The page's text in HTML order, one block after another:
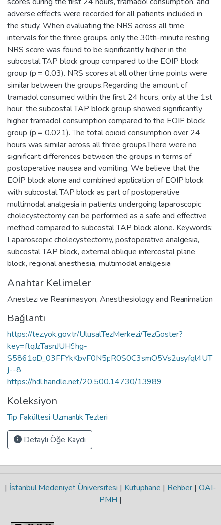
adverse effects were recorded for all patients included in
the study. When evaluating the NRS across all time
intervals for the three groups, only the 30th-minute resting
NRS score was found to be significantly higher in the
subcostal TAP block group compared to the EOIP block
group (p = 0.03). NRS scores at all other time points were
similar between the groups.Regarding the amount of
tramadol consumed within the first 24 hours, only at the 1st
hour, the subcostal TAP block group showed significantly
higher tramadol consumption compared to the EOIP block
group (p = 0.021). The total opioid consumption over 24
hours was similar across all three groups.There were no
significant differences between the groups in terms of
postoperative nausea and vomiting. We believe that the
EOİP block alone and combined application of EOIP block
with subcostal TAP block as part of postoperative
multimodal analgesia in patients undergoing laparoscopic
cholecystectomy can be performed as a safe and effective
method compared to subcostal TAP block alone. Keywords:
Laparoscopic cholecystectomy, postoperative analgesia,
subcostal TAP block, external oblique intercostal plane
block, regional anesthesia, multimodal analgesia
Anahtar Kelimeler
Anestezi ve Reanimasyon, Anesthesiology and Reanimation
Bağlantı
https://tez.yok.gov.tr/UlusalTezMerkezi/TezGoster?
key=ftqJzTasnJUH9hg-
S5861oD_03FFYkKbvF0N5pR0S0C3smO5Vs2usyfql4UT
j--8
https://hdl.handle.net/20.500.14730/13989
Koleksiyon
Tıp Fakültesi Uzmanlık Tezleri
Detaylı Öğe Kaydı
| İstanbul Medeniyet Üniversitesi | Kütüphane | Rehber | OAI-
PMH |